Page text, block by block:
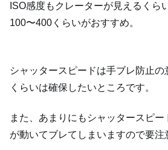
ISO感度もクレーターが見えるくら
100〜400くらいがおすすめ。
シャッタースピードは手ブレ防止
くらいは確保したいところです。
また、あまりにもシャッタースピ
が動いてブレてしまいますので要注